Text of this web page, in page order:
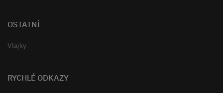
OSTATNÍ
Vlajky
RYCHLÉ ODKAZY